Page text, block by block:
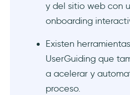
y del sitio web con
onboarding
Existen
UserGuiding que
a acelerar y
proceso.